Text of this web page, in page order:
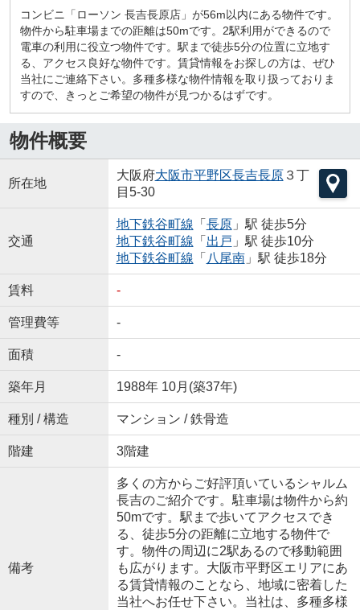
コンビニ「ローソン 長吉長原店」が56m以内にある物件です。
物件から駐車場までの距離は50mです。2駅利用ができるので
電車の利用に役立つ物件です。駅まで徒歩5分の位置に立地す
る、アクセス良好な物件です。賃貸情報をお探しの方は、ぜひ
当社にご連絡下さい。多種多様な物件情報を取り扱っておりま
すので、きっとご希望の物件が見つかるはずです。
物件概要
所在地
大阪府大阪市平野区長吉長原３丁
目5-30
交通
地下鉄谷町線 「 長原」駅 徒歩5分
地下鉄谷町線 「 出戸 」駅 徒歩10分
地下鉄谷町線 「 八尾南」駅 徒歩18分
賃料 -
管理費等 -
面積 -
築年月 1988年 10月(築37年)
種別 / 構造 マンション / 鉄骨造
階建 3階建
備考
多くの方からご好評頂いているシャルム
長吉のご紹介です。駐車場は物件から約
50mです。駅まで歩いてアクセスでき
る、徒歩5分の距離に立地する物件で
す。物件の周辺に2駅あるので移動範囲
も広がります。大阪市平野区エリアにあ
る賃貸情報のことなら、地域に密着した
当社へお任せ下さい。当社は、多種多様